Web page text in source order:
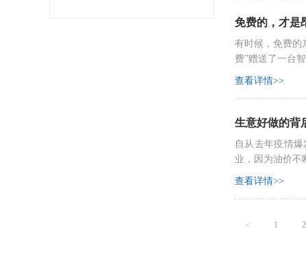
免费的，才是
有时候，免费的
费”赠送了一台
查看详情>>
生意好做的背
自从去年疫情
业，因为油价不
查看详情>>
< 1 2